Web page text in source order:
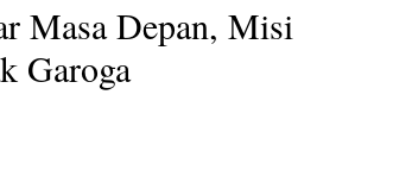
Masa Depan, Misi
Garoga